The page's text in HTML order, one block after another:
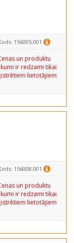
156005.001
un produktu
ir redzami tikai
lietotājiem
156008.001
un produktu
ir redzami tikai
lietotājiem